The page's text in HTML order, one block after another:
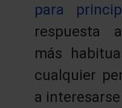
para
respuesta
más
cualquier
a